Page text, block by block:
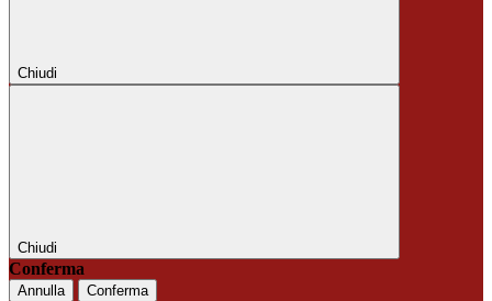
Chiudi
Chiudi
Conferma
Annulla Conferma